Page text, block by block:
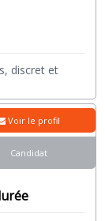
discret et
Voir le profil
Candidat